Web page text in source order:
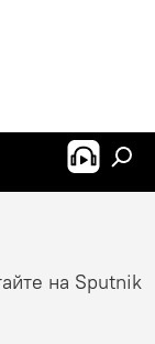
на Sputnik